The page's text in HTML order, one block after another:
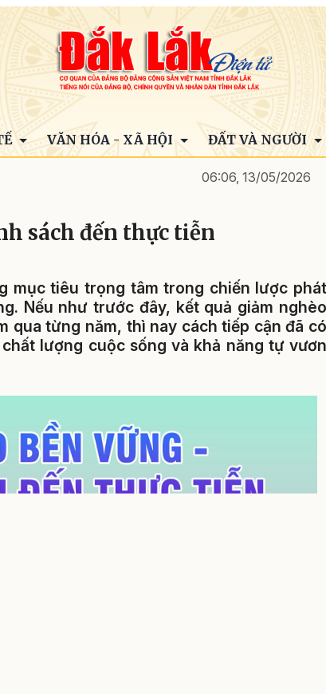
VĂN HÓA - XÃ HỘI ĐẤT VÀ NGƯỜI
06:06, 13/05/2026
sách đến thực tiễn
mục tiêu trọng tâm trong chiến lược phát
Nếu như trước đây, kết quả giảm nghèo
qua từng năm, thì nay cách tiếp cận đã có
lượng cuộc sống và khả năng tự vươn